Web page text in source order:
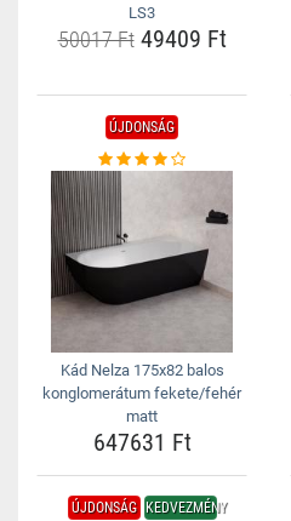
LS3
50017 Ft49409 Ft
ÚJDONSÁG
Kád Nelza 175x82 balos
konglomerátum fekete/fehér
matt
647631 Ft
ÚJDONSÁG KEDVEZMÉNY